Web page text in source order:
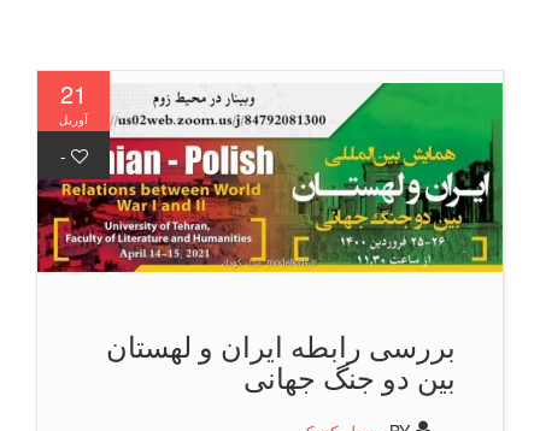
آوریل
-
بررسی رابطه ایران و لهستان
بین دو جنگ جهانی